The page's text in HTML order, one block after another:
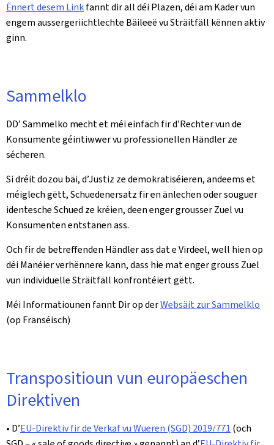
Ënnert dësem Linkfannt dir all déi Plazen, déi am Kader vun
engem aussergeriichtlechte Bäileeë vu Sträitfäll kënnen aktiv
ginn.
Sammelklo
DD’ Sammelko mecht et méi einfach fir d’Rechter vun de
Konsumente géintiwwer vu professionellen Händler ze
sécheren.
Si dréit dozou bäi, d’Justiz ze demokratiséieren, andeems et
méiglech gëtt, Schuedenersatz fir en änlechen oder souguer
identesche Schued ze kréien, deen enger grousser Zuel vu
Konsumenten entstanen ass.
Och fir de betreffenden Händler ass dat e Virdeel, well hien op
déi Manéier verhënnere kann, dass hie mat enger grouss Zuel
vun individuelle Sträitfäll konfrontéiert gëtt.
Méi Informatiounen fannt Dir op derWebsäit zur Sammelklo
(op Franséisch)
Transpositioun vun europäeschen
Direktiven
• D’EU-Direktiv fir de Verkaf vu Wueren (SGD) 2019/771 (och